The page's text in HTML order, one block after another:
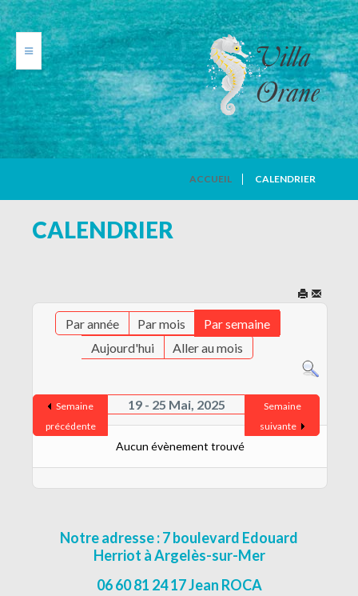
AVIS DE VACANCIERS
CONTACT
MENTIONS LÉGALES
ACCUEIL CALENDRIER
CALENDRIER
Par année Par mois
Par semaine
Aujourd'hui
Aller au mois
Semaine
précédente
19 - 25 Mai, 2025
Semaine
suivante
Aucun évènement trouvé
Notre adresse : 7 boulevard Edouard
Herriot à Argelès-sur-Mer
06 60 81 24 17 Jean ROCA